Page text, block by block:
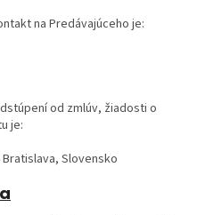
na Predávajúceho je:
od zmlúv, žiadosti o
je:
Slovensko